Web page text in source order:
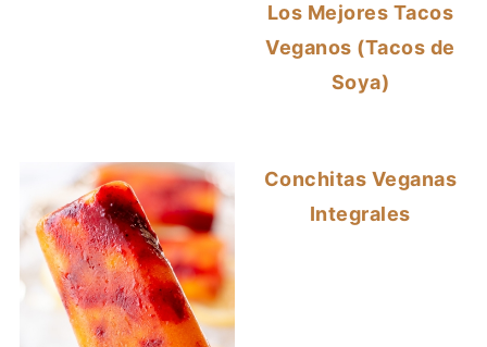
Los Mejores Tacos
Veganos (Tacos de
Soya)
Conchitas Veganas
Integrales